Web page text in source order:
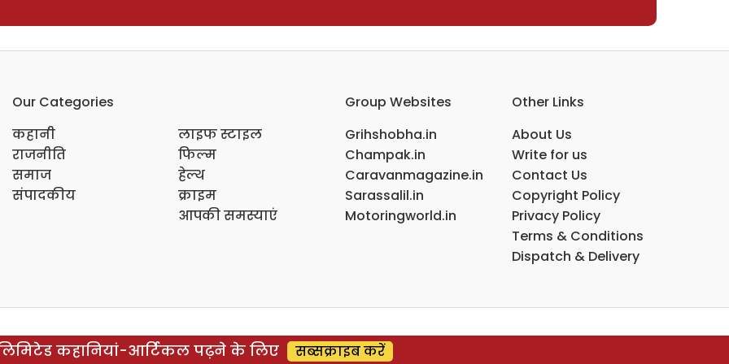
Our Categories
कहानी
राजनीति
समाज
संपादकीय
लाइफ स्टाइल
फिल्म
हेल्थ
क्राइम
आपकी समस्याएं
Group Websites
Grihshobha.in
Champak.in
Caravanmagazine.in
Sarassalil.in
Motoringworld.in
Other Links
About Us
Write for us
Contact Us
Copyright Policy
Privacy Policy
Terms & Conditions
Dispatch & Delivery
कहानियां-आर्टिकल पढ़ने के लिए सब्सक्राइब करें